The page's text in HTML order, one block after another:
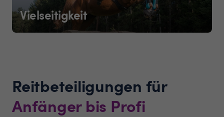
Vielseitigkeit
Reitbeteiligungen für
Anfänger bis Profi